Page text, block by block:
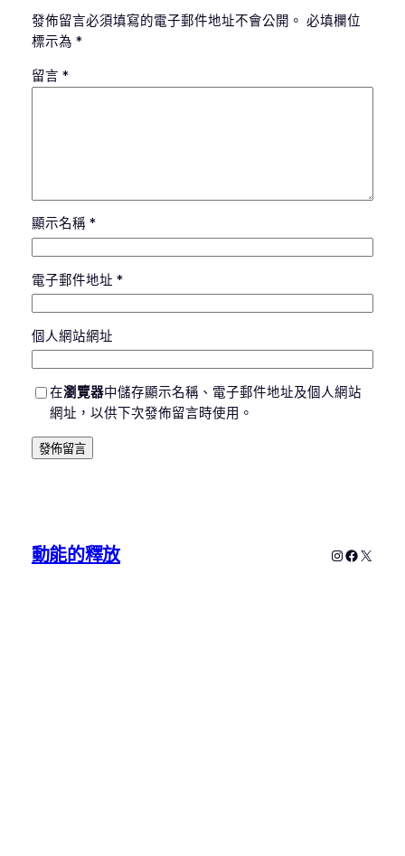
發佈留言必須填寫的電子郵件地址不會公開。 必填欄位
標示為 *
留言 *
顯示名稱 *
電子郵件地址 *
個人網站網址
在瀏覽器中儲存顯示名稱、電子郵件地址及個人網站
網址，以供下次發佈留言時使用。
動能的釋放 Instagram
X